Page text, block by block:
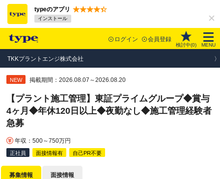
typeのアプリ
インストール
ログイン 会員登録
検討中(0) MENU
TKKプラントエンジ株式会社
NEW 掲載期間：2026.08.07～2026.08.20
【プラント施工管理】東証プライムグループ◆賞与
4ヶ月◆年休120日以上◆夜勤なし◆施工管理経験者
急募
年収：500～750万円
正社員 面接情報有 自己PR不要
募集情報 面接情報